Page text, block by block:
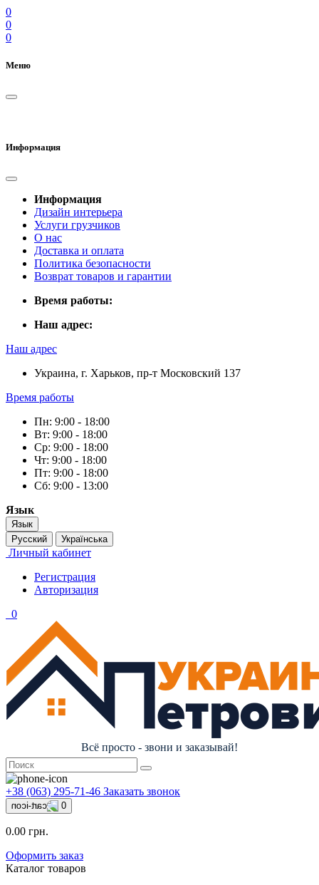
0
0
0
Меню
Информация
Информация
Дизайн интерьера
Услуги грузчиков
О нас
Доставка и оплата
Политика безопасности
Возврат товаров и гарантии
Время работы:
Наш адрес:
Наш адрес
Украина, г. Харьков, пр-т Московский 137
Время работы
Пн: 9:00 - 18:00
Вт: 9:00 - 18:00
Ср: 9:00 - 18:00
Чт: 9:00 - 18:00
Пт: 9:00 - 18:00
Сб: 9:00 - 13:00
Язык
Язык
Русский
Українська
Личный кабинет
Регистрация
Авторизация
0
Всё просто - звони и заказывай!
+38 (063) 295-71-46 Заказать звонок
0
0.00 грн.
Оформить заказ
Каталог товаров